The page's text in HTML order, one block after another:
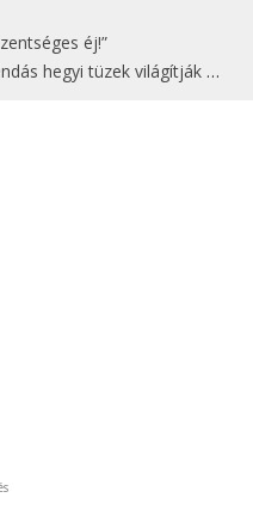
éj!”
tüzek világítják meg Zugspitzét